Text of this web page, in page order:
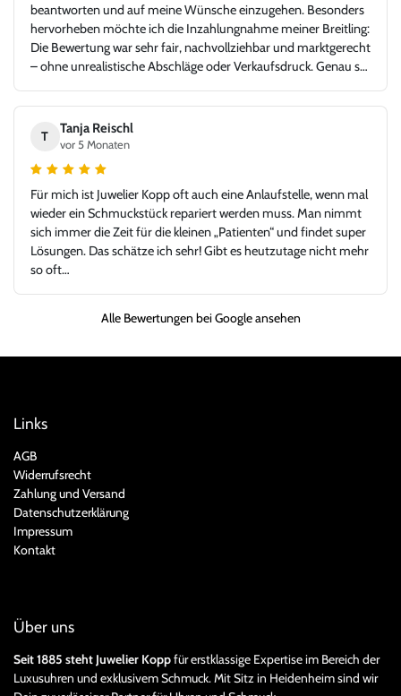
beantworten und auf meine Wünsche einzugehen. Besonders
hervorheben möchte ich die Inzahlungnahme meiner Breitling:
Die Bewertung war sehr fair, nachvollziehbar und marktgerecht
– ohne unrealistische Abschläge oder Verkaufsdruck. Genau so
Uhrenhandel vor. Die Rolex Submariner war in top Zustand,
exakt wie beschrieben, inklusive aller Unterlagen. Der gesamte
Ablauf – von der Bewertung über die Abwicklung bis zur
Übergabe – verlief absolut reibungslos und hochprofessionell.
Ich habe mich jederzeit gut aufgehoben gefühlt und würde hier
jederzeit wieder kaufen oder verkaufen. Ein Händler, dem man
vertrauen kann und bei dem Leidenschaft für Uhren und
Fairness gegenüber dem Kunden klar im Vordergrund stehen.
Vielen Dank für dieses großartige Kauferlebnis, und danke an
Herr Kopp!
T
Tanja Reischl
vor 5 Monaten
Für mich ist Juwelier Kopp oft auch eine Anlaufstelle, wenn mal
wieder ein Schmuckstück repariert werden muss. Man nimmt
sich immer die Zeit für die kleinen „Patienten“ und findet super
Lösungen. Das schätze ich sehr! Gibt es heutzutage nicht mehr
so oft…
Alle Bewertungen bei Google ansehen
Links
AGB
Widerrufsrecht
Zahlung und Versand
Datenschutzerklärung
Impressum
Kontakt
Über uns
Seit 1885 steht Juwelier Koppfür erstklassige Expertise im Bereich der
Luxusuhren und exklusivem Schmuck. Mit Sitz in Heidenheim sind wir